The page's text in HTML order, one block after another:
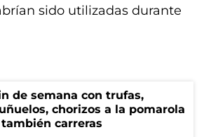
sido utilizadas durante
de semana con trufas,
chorizos a la pomarola
carreras